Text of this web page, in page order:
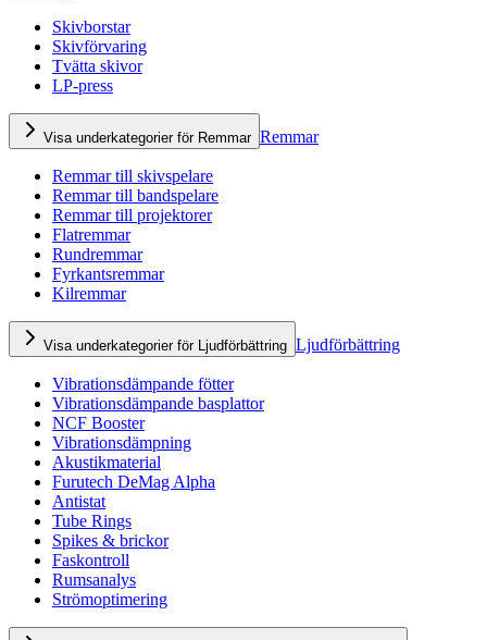
Skivborstar
Skivförvaring
Tvätta skivor
LP-press
Visa underkategorier för Remmar Remmar
Remmar till skivspelare
Remmar till bandspelare
Remmar till projektorer
Flatremmar
Rundremmar
Fyrkantsremmar
Kilremmar
Visa underkategorier för Ljudförbättring Ljudförbättring
Vibrationsdämpande fötter
Vibrationsdämpande basplattor
NCF Booster
Vibrationsdämpning
Akustikmaterial
Furutech DeMag Alpha
Antistat
Tube Rings
Spikes & brickor
Faskontroll
Rumsanalys
Strömoptimering